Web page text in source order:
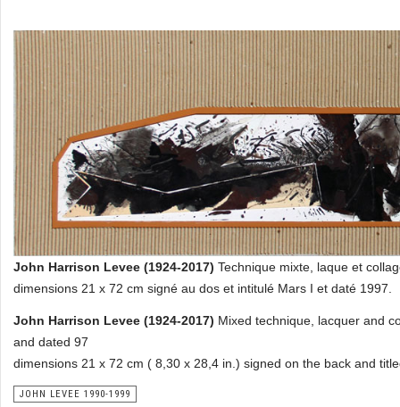
John Harrison Levee (1924-2017) Technique mixte, laque et
dimensions 21 x 72 cm signé au dos et intitulé Mars I et daté 1997.
John Harrison Levee (1924-2017) Mixed technique, lacquer and
and dated 97
dimensions 21 x 72 cm ( 8,30 x 28,4 in.) signed on the back and
JOHN LEVEE 1990-1999